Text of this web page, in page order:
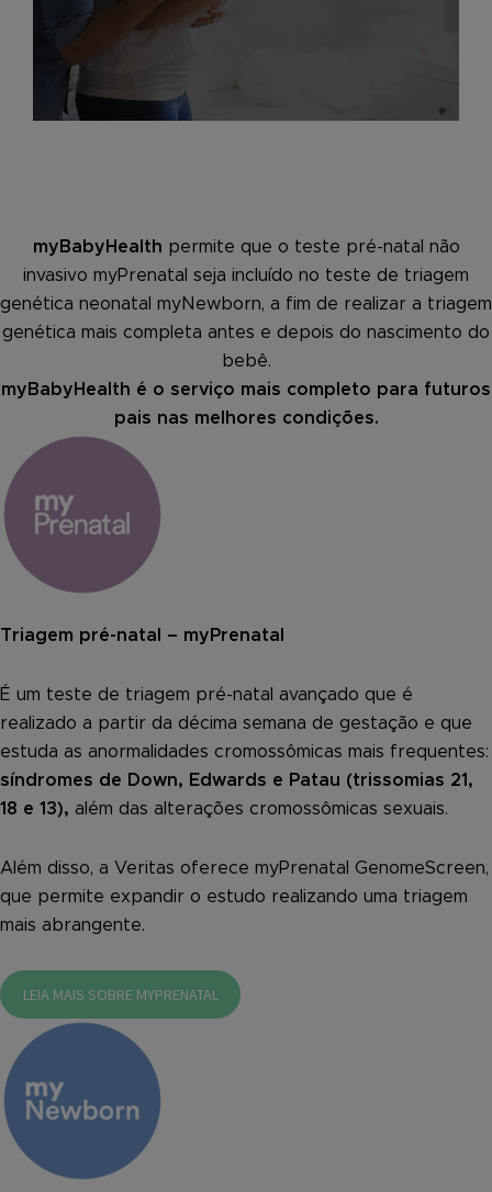
myBabyHealth permite que o teste pré-natal não
invasivo myPrenatal seja incluído no teste de triagem
genética neonatal myNewborn, a fim de realizar a triagem
genética mais completa antes e depois do nascimento do
bebê.
myBabyHealth é o serviço mais completo para futuros
pais nas melhores condições.
Triagem pré-natal – myPrenatal
É um teste de triagem pré-natal avançado que é
realizado a partir da décima semana de gestação e que
estuda as anormalidades cromossômicas mais frequentes:
síndromes de Down, Edwards e Patau (trissomias 21,
18 e 13), além das alterações cromossômicas sexuais.
Além disso, a Veritas oferece myPrenatal GenomeScreen,
que permite expandir o estudo realizando uma triagem
mais abrangente.
LEIA MAIS SOBRE MYPRENATAL